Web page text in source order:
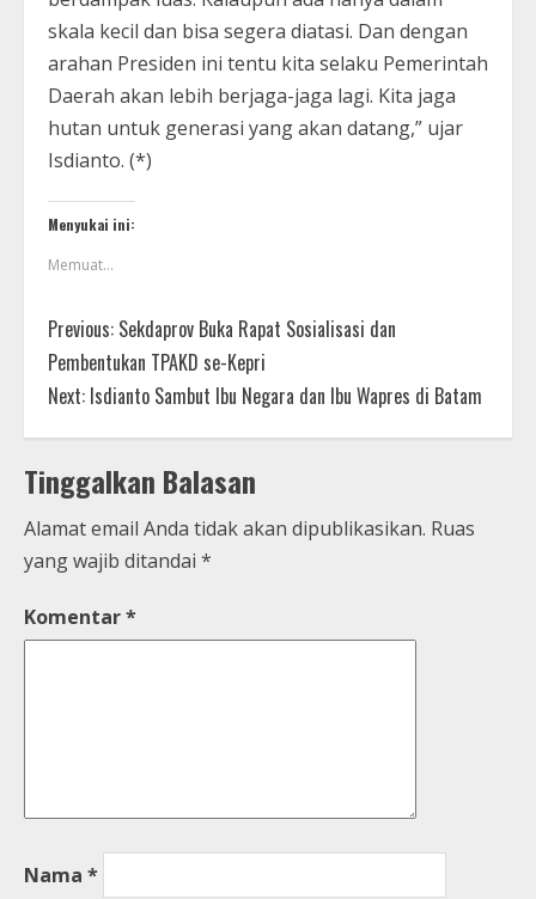
skala kecil dan bisa segera diatasi. Dan dengan
arahan Presiden ini tentu kita selaku Pemerintah
Daerah akan lebih berjaga-jaga lagi. Kita jaga
hutan untuk generasi yang akan datang,” ujar
Isdianto. (*)
Menyukai ini:
Memuat...
Previous: Sekdaprov Buka Rapat Sosialisasi dan
Pembentukan TPAKD se-Kepri
Next: Isdianto Sambut Ibu Negara dan Ibu Wapres di Batam
Tinggalkan Balasan
Alamat email Anda tidak akan dipublikasikan. Ruas
yang wajib ditandai *
Komentar*
Nama *